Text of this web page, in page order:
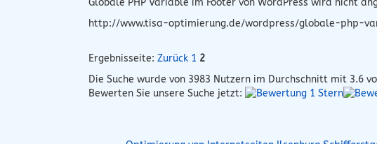
http://www.tisa-optimierung.de/wordpress/globale-php-
Ergebnisseite: Zurück 1 2
Die Suche wurde von 3983 Nutzern im Durchschnitt mit 3.6
Bewerten Sie unsere Suche jetzt: